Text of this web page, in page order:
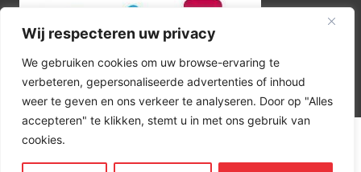
Wij respecteren uw privacy
We gebruiken cookies om uw browse-ervaring te
verbeteren, gepersonaliseerde advertenties of inhoud
weer te geven en ons verkeer te analyseren. Door op "Alles
accepteren" te klikken, stemt u in met ons gebruik van
cookies.
© 2026 Kitchen Corner